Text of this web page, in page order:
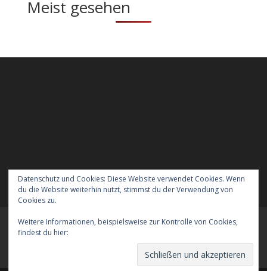
Meist gesehen
Datenschutz und Cookies: Diese Website verwendet Cookies. Wenn
du die Website weiterhin nutzt, stimmst du der Verwendung von
Cookies zu.
Weitere Informationen, beispielsweise zur Kontrolle von Cookies,
findest du hier:
Meraner Höhenweg wandern mit Hund
Verreisen mit Hund nach England
Das Impressum